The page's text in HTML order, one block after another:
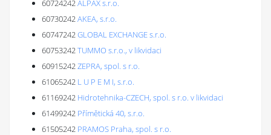
60724242ALPAX s.r.o.
60730242AKEA, s.r.o.
60747242GLOBAL EXCHANGE s.r.o.
60753242TUMMO s.r.o., v likvidaci
60915242ZEPRA, spol. s r.o.
61065242 L U P E M I, s.r.o.
61169242 Hidrotehnika-CZECH, spol. s r.o. v likvidaci
61499242 Přímětická 40, s.r.o.
61505242 PRAMOS Praha, spol. s r.o.